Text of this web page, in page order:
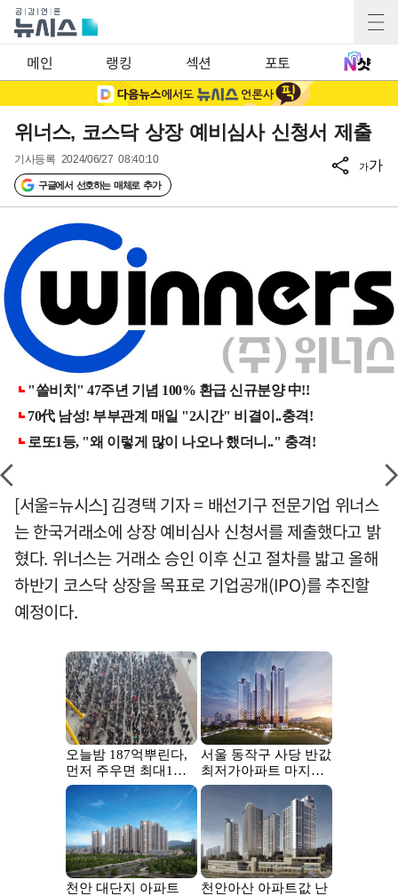
메인 랭킹 섹션 포토
위너스, 코스닥 상장 예비심사 신청서 제출
기사등록 2024/06/27 08:40:10
구글에서 선호하는 매체로 추가
가가
[서울=뉴시스] 김경택 기자 = 배선기구 전문기업 위너스
는 한국거래소에 상장 예비심사 신청서를 제출했다고 밝
혔다. 위너스는 거래소 승인 이후 신고 절차를 밟고 올해
하반기 코스닥 상장을 목표로 기업공개(IPO)를 추진할
예정이다.